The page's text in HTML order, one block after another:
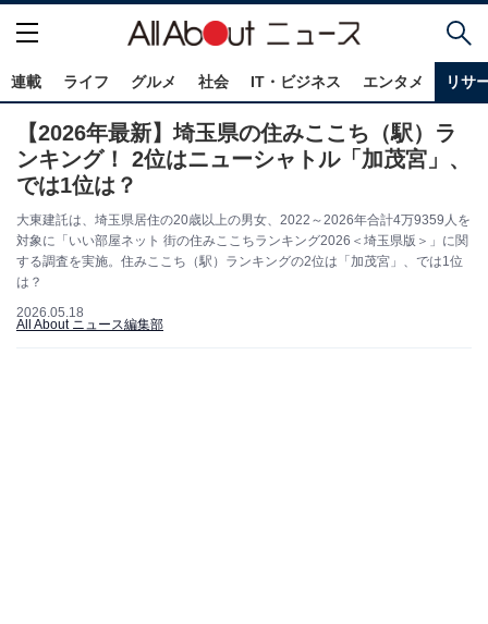
連載 ライフ グルメ 社会 IT・ビジネス エンタメ リサ
【2026年最新】埼玉県の住みここち（駅）ラ
ンキング！ 2位はニューシャトル「加茂宮」、
では1位は？
大東建託は、埼玉県居住の20歳以上の男女、2022～2026年合計4万9359人を
対象に「いい部屋ネット 街の住みここちランキング2026＜埼玉県版＞」に関
する調査を実施。住みここち（駅）ランキングの2位は「加茂宮」、では1位
は？
2026.05.18
All About ニュース編集部